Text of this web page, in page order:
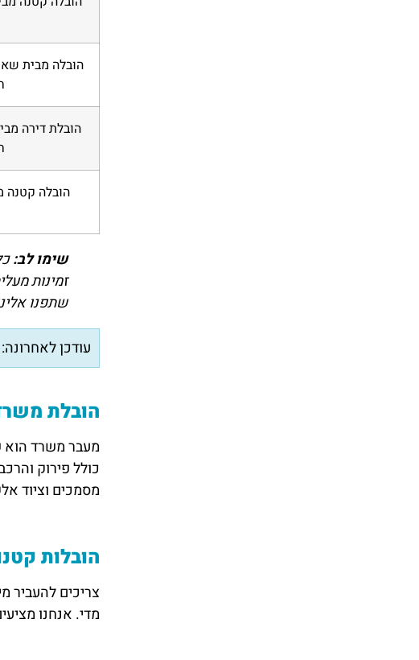
הובלה קטנה
שימו לב:
זמינות
שתפנו
עודכן לאחרונה:
הובלת
מעבר משרד הוא
כולל פירוק
מסמכים וציוד
הובלות
צריכים להעביר
מדי. אנחנו